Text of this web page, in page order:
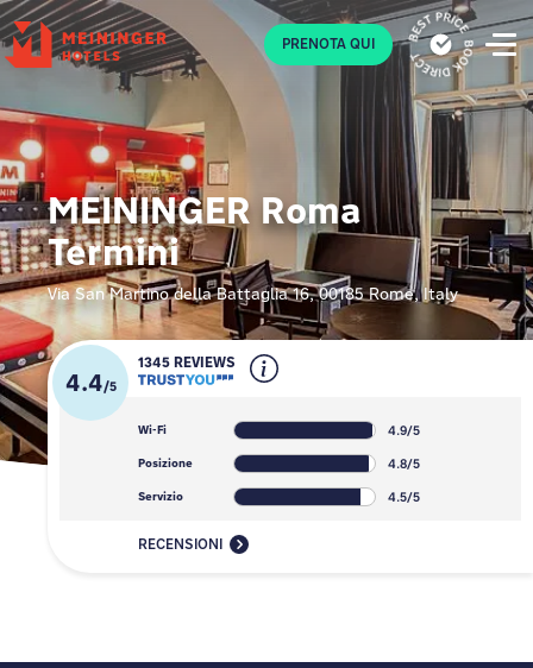
P PRENOTA QUI
MEININGER Roma
Termini
Via San Martino della Battaglia 16, 00185 Rome, Italy
4.4/5
1345 REVIEWS
Wi-Fi 4.9/5
Posizione 4.8/5
Servizio 4.5/5
RECENSIONI